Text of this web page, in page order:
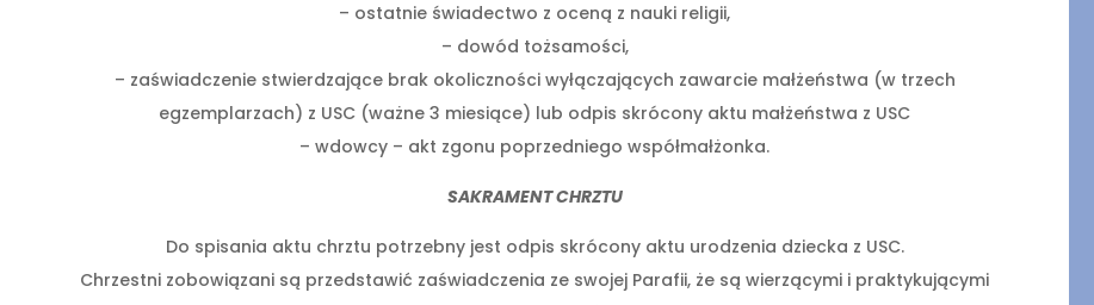
– ostatnie świadectwo z oceną z nauki religii,
– dowód tożsamości,
– zaświadczenie stwierdzające brak okoliczności wyłączających zawarcie małżeństwa (w trzech
egzemplarzach) z USC (ważne 3 miesiące) lub odpis skrócony aktu małżeństwa z USC
– wdowcy – akt zgonu poprzedniego współmałżonka.
SAKRAMENT CHRZTU
Do spisania aktu chrztu potrzebny jest odpis skrócony aktu urodzenia dziecka z USC.
Chrzestni zobowiązani są przedstawić zaświadczenia ze swojej Parafii, że są wierzącymi i praktykującymi